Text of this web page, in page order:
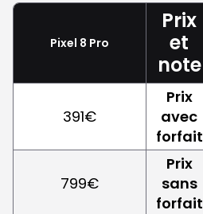
Pixel 8 Pro
Prix
et
note
391€
Prix
avec
forfait
799€
Prix
sans
forfait